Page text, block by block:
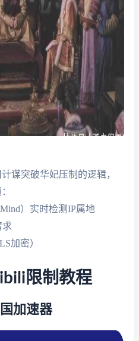
谋突破华妃压制的逻辑，
）实时检测IP属地
求
加密）
限制教程
加速器